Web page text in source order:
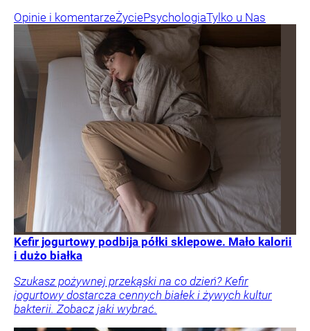
Opinie i komentarzeŻyciePsychologiaTylko u Nas
Kefir jogurtowy podbija półki sklepowe. Mało kalorii
i dużo białka
Szukasz pożywnej przekąski na co dzień? Kefir
jogurtowy dostarcza cennych białek i żywych kultur
bakterii. Zobacz jaki wybrać.